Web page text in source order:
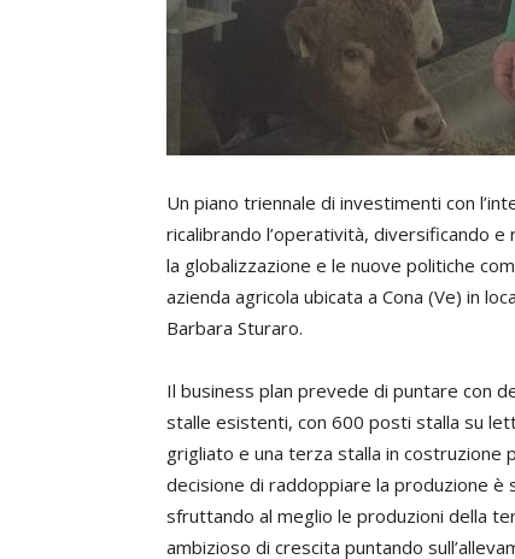
Un piano triennale di investimenti con
ricalibrando l’operatività, diversificando
la globalizzazione e le nuove politiche
azienda agricola ubicata a Cona (Ve) in
Barbara Sturaro.
Il business plan prevede di puntare con
stalle esistenti, con 600 posti stalla su
grigliato e una terza stalla in
decisione di raddoppiare la produzione
sfruttando al meglio le produzioni della
ambizioso di crescita puntando